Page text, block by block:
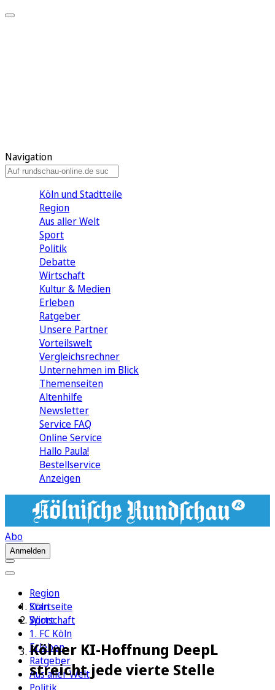
Navigation
Köln und Stadtteile
Region
Aus aller Welt
Sport
Politik
Debatte
Wirtschaft
Kultur & Medien
Erleben
Ratgeber
Unsere Partner
Vorteilswelt
Vergleichsrechner
Unternehmen im Blick
Themenseiten
Altenhilfe
Newsletter
Service FAQ
Online Service
Hallo Paula!
Bestellservice
Anzeigen
Abo
Anmelden
Region
Köln
Sport
1. FC Köln
Erleben
Ratgeber
Aus aller Welt
Startseite
Wirtschaft
Kölner KI-Hoffnung DeepL
streicht jede vierte Stelle